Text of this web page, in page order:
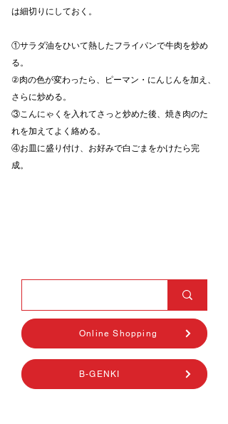
は細切りにしておく。
①サラダ油をひいて熱したフライパンで牛肉を炒め
る。
②肉の色が変わったら、ピーマン・にんじんを加え、
さらに炒める。
③こんにゃくを入れてさっと炒めた後、焼き肉のた
れを加えてよく絡める。
④お皿に盛り付け、お好みで白ごまをかけたら完
成。
Online Shopping
B-GENKI